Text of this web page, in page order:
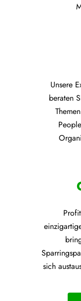
Unsere
beraten
Themen
sich